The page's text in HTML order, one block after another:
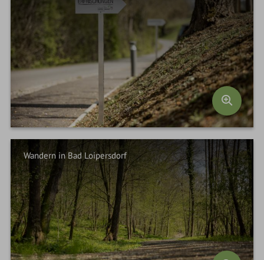
Wandern in Bad Loipersdorf